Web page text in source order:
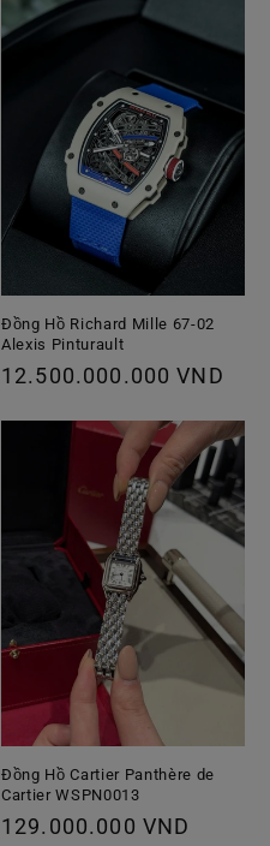
thường
Đồng Hồ Richard Mille 67-02
Alexis Pinturault
Giá
12.500.000.000 VND
Đồng Hồ Cartier Panthère de
Cartier WSPN0013
Giá
129.000.000 VND